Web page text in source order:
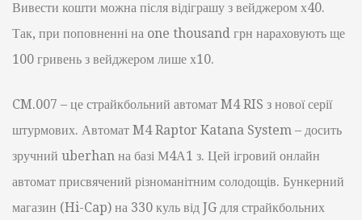
Вивести кошти можна після відіграшу з вейджером х40.
Так, при поповненні на one thousand грн нараховують ще
100 гривень з вейджером лише х10.
CM.007 – це страйкбольний автомат M4 RIS з нової серії
штурмових. Автомат M4 Raptor Katana System – досить
зручний uberhan на базі М4А1 з. Цей ігровий онлайн
автомат присвячений різноманітним солодощів. Бункерний
магазин (Hi-Cap) на 330 куль від JG для страйкбольних